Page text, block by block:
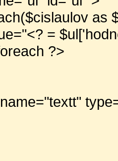
as
=
?>